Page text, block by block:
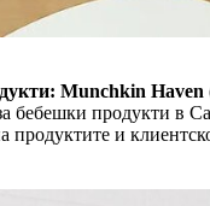
Munchkin
бебешки продукти в
и